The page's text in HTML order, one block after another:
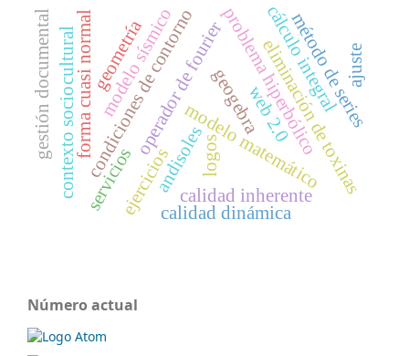
problema hiperbólico
condiciones de contorno
operador de fouriermodelo matemático
forma cuasi normal eliminación de toxinas
andisoles
calidad inherente
calidad dinámica
web 2.0
cálculo integral
modelo sísmico método de series
contexto socioculturalservicios
geometría
geogebra
ejercicios
gestión documental logos
ajuste
Número actual